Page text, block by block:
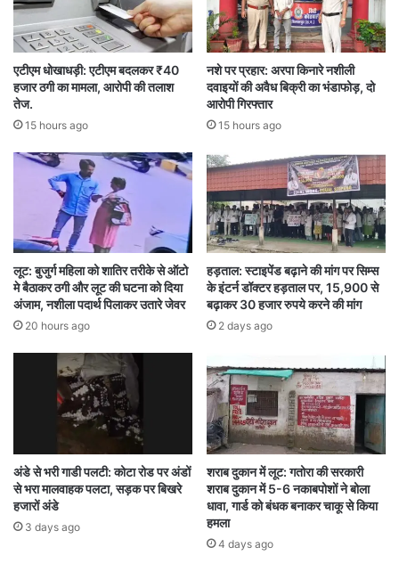
Bilaspur BJP city congress
election कांग्रेस चुनाव नगर
बीजेपी
एटीएम धोखाधड़ी: एटीएम बदलकर ₹40
हजार ठगी का मामला, आरोपी की तलाश
तेज.
15 hours ago
नशे पर प्रहार: अरपा किनारे नशीली
दवाइयों की अवैध बिक्री का भंडाफोड़, दो
आरोपी गिरफ्तार
15 hours ago
लूट: बुजुर्ग महिला को शातिर तरीके से ऑटो
मे बैठाकर ठगी और लूट की घटना को दिया
अंजाम, नशीला पदार्थ पिलाकर उतारे जेवर
20 hours ago
हड़ताल: स्टाइपेंड बढ़ाने की मांग पर सिम्स
के इंटर्न डॉक्टर हड़ताल पर, 15,900 से
बढ़ाकर 30 हजार रुपये करने की मांग
2 days ago
अंडे से भरी गाडी पलटी: कोटा रोड पर अंडों
से भरा मालवाहक पलटा, सड़क पर बिखरे
हजारों अंडे
3 days ago
शराब दुकान में लूट: गतोरा की सरकारी
शराब दुकान में 5-6 नकाबपोशों ने बोला
धावा, गार्ड को बंधक बनाकर चाकू से किया
हमला
4 days ago